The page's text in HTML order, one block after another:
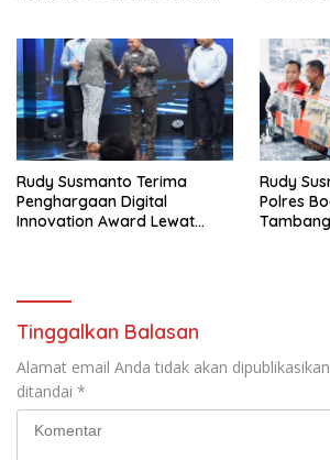
Rudy Susmanto Terima
Penghargaan Digital
Innovation Award Lewat
Rudy
Polres
Tinggalkan Balasan
Alamat email Anda tidak akan
ditandai *